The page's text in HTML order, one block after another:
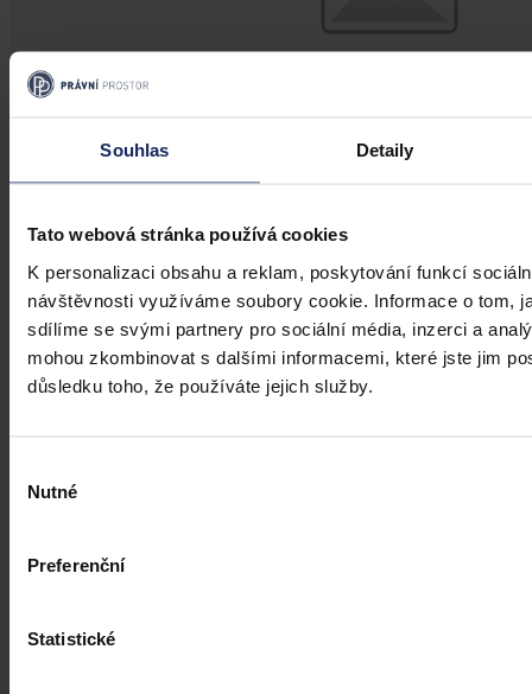
Souhlas Detaily
Tato webová stránka používá cookies
K personalizaci obsahu a reklam, poskytování funkcí
návštěvnosti využíváme soubory cookie. Informace o tom,
sdílíme se svými partnery pro sociální média, inzerci a
mohou zkombinovat s dalšími informacemi, které jste jim
důsledku toho, že používáte jejich služby.
souhlasu
Nutné
Preferenční
Statistické
Právní portál, jehož cílovou skupinou jsou nejenom právní
profesionálové a zástupci právnických profesí, ale všichni, kteří
potřebují právní informace.